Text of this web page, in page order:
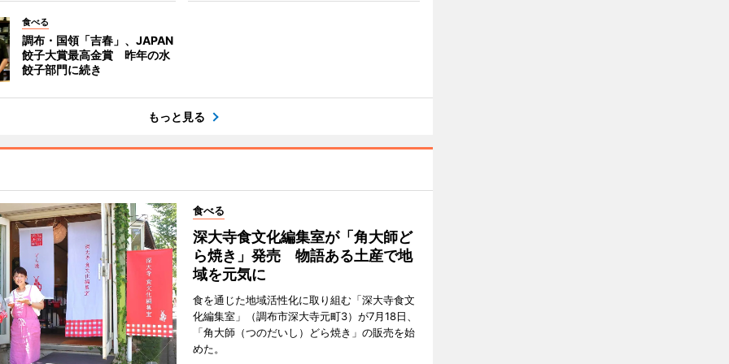
食べる
調布・国領「吉春」、JAPAN
餃子大賞最高金賞 昨年の水
餃子部門に続き
もっと見る
食べる
深大寺食文化編集室が「角大師ど
ら焼き」発売 物語ある土産で地
域を元気に
食を通じた地域活性化に取り組む「深大寺食文
化編集室」（調布市深大寺元町3）が7月18日、
「角大師（つのだいし）どら焼き」の販売を始
めた。